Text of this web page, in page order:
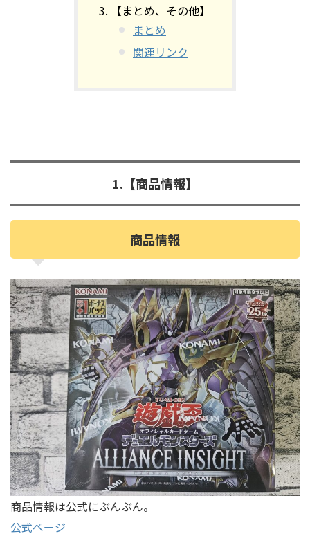
【まとめ、その他】
まとめ
関連リンク
1.【商品情報】
商品情報
商品情報は公式にぶんぶん。
公式ページ